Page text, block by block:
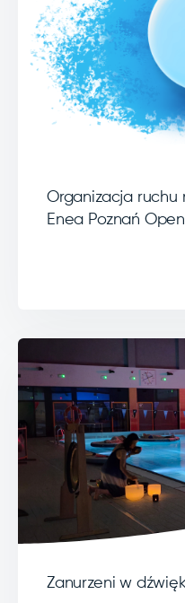
Organizacja ruchu
Enea Poznań Open
Zanurzeni w